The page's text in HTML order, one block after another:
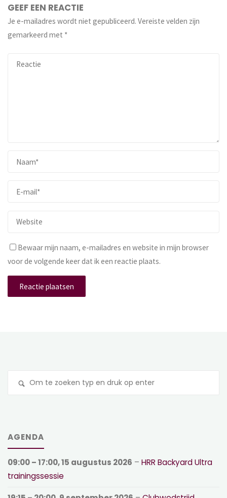
GEEF EEN REACTIE
Je e-mailadres wordt niet gepubliceerd. Vereiste velden zijn
gemarkeerd met *
Bewaar mijn naam, e-mailadres en website in mijn browser
voor de volgende keer dat ik een reactie plaats.
AGENDA
09:00– 17:00,15 augustus 2026 –HRR Backyard Ultra
trainingssessie